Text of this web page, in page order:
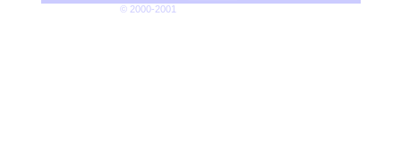
© 2000-2001